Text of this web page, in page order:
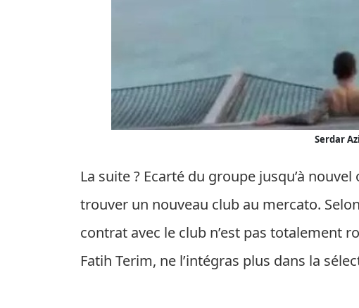
Serdar
La suite ? Ecarté du groupe jusqu’à
trouver un nouveau club au mercato.
contrat avec le club n’est pas totalement
Fatih Terim, ne l’intégras plus dans la